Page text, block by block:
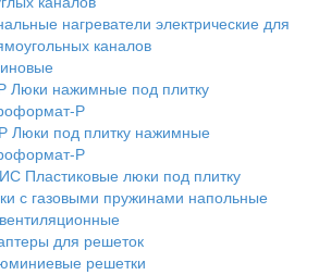
нагреватели электрические для
каналов
Люки нажимные под плитку
Р
Люки под плитку нажимные
Р
Пластиковые люки под плитку
с газовыми пружинами напольные
для решеток
решетки